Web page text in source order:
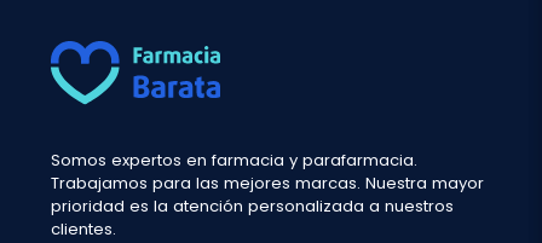
Somos expertos en farmacia y parafarmacia.
Trabajamos para las mejores marcas. Nuestra mayor
prioridad es la atención personalizada a nuestros
clientes.